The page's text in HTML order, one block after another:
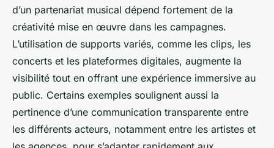
d’un partenariat musical dépend fortement de la
créativité mise en œuvre dans les campagnes.
L’utilisation de supports variés, comme les clips, les
concerts et les plateformes digitales, augmente la
visibilité tout en offrant une expérience immersive au
public. Certains exemples soulignent aussi la
pertinence d’une communication transparente entre
les différents acteurs, notamment entre les artistes et